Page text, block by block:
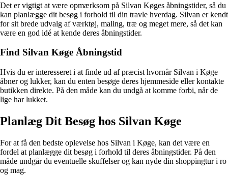
Det er vigtigt at være opmærksom på Silvan Køges åbningstider, så du
kan planlægge dit besøg i forhold til din travle hverdag. Silvan er kendt
for sit brede udvalg af værktøj, maling, træ og meget mere, så det kan
være en god idé at kende deres åbningstider.
Find Silvan Køge Åbningstid
Hvis du er interesseret i at finde ud af præcist hvornår Silvan i Køge
åbner og lukker, kan du enten besøge deres hjemmeside eller kontakte
butikken direkte. På den måde kan du undgå at komme forbi, når de
lige har lukket.
Planlæg Dit Besøg hos Silvan Køge
For at få den bedste oplevelse hos Silvan i Køge, kan det være en
fordel at planlægge dit besøg i forhold til deres åbningstider. På den
måde undgår du eventuelle skuffelser og kan nyde din shoppingtur i ro
og mag.